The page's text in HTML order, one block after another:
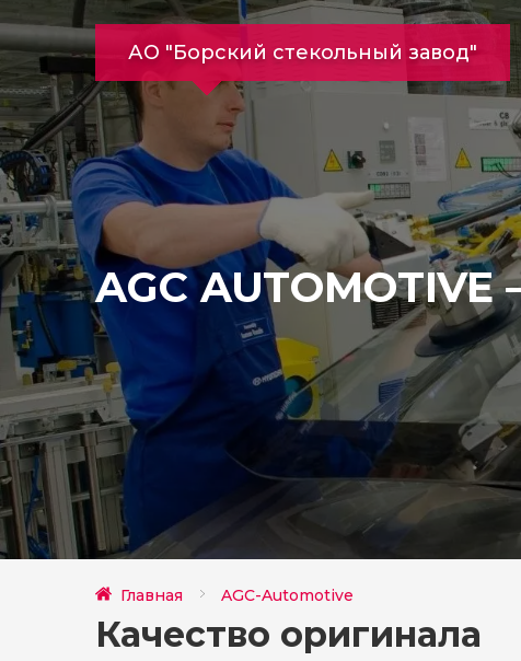
АО "Борский стекольный завод"
AGC
Главная AGC-Automotive
Качество оригинала